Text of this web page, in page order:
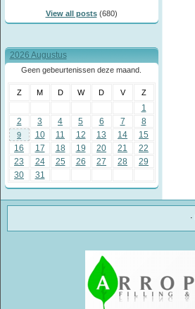
View all posts(680)
2026 Augustus
Geen gebeurtenissen deze maand.
Z M D W D V Z
1
2
3 4 5 6 7 8
9 10 11 12 13 14
15
16
17 18 19 20 21
22
23
24 25 26 27 28
29
30
31
·